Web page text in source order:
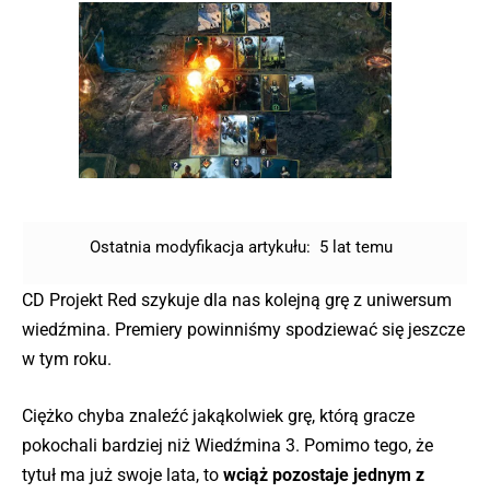
Ostatnia modyfikacja artykułu: 5 lat temu
CD Projekt Red szykuje dla nas kolejną grę z uniwersum
wiedźmina. Premiery powinniśmy spodziewać się jeszcze
w tym roku.
Ciężko chyba znaleźć jakąkolwiek grę, którą gracze
pokochali bardziej niż Wiedźmina 3. Pomimo tego, że
tytuł ma już swoje lata, to wciąż pozostaje jednym z